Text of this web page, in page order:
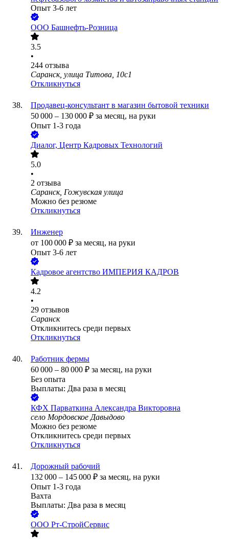
Опыт 3-6 лет
ООО Башнефть-Розница
3.5
•
244 отзыва
Саранск, улица Титова, 10с1
Откликнуться
Продавец-консультант в магазин бытовой техники
50 000 – 130 000 ₽ за месяц, на руки
Опыт 1-3 года
Диалог, Центр Кадровых Технологий
5.0
•
2 отзыва
Саранск, Гожувская улица
Можно без резюме
Откликнуться
Инженер
от 100 000 ₽ за месяц, на руки
Опыт 3-6 лет
Кадровое агентство ИМПЕРИЯ КАДРОВ
4.2
•
29 отзывов
Саранск
Откликнитесь среди первых
Откликнуться
Работник фермы
60 000 – 80 000 ₽ за месяц, на руки
Без опыта
Выплаты: Два раза в месяц
КФХ Парваткина Александра Викторовна
село Мордовское Давыдово
Можно без резюме
Откликнитесь среди первых
Откликнуться
Дорожный рабочий
132 000 – 145 000 ₽ за месяц, на руки
Опыт 1-3 года
Вахта
Выплаты: Два раза в месяц
ООО Рт-СтройСервис